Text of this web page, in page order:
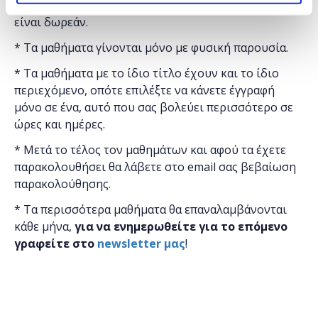
"MicrosoftΕλλάς"και ησυμμετοχή για το κοινό
είναι δωρεάν.
* Τα μαθήματα γίνονται μόνο με φυσική παρουσία.
* Τα μαθήματα με το ίδιο τίτλο έχουν και το ίδιο
περιεχόμενο, οπότε επιλέξτε να κάνετε έγγραφή
μόνο σε ένα, αυτό που σας βολεύει περισσότερο σε
ώρες και ημέρες.
* Μετά το τέλος τον μαθημάτων και αφού τα έχετε
παρακολουθήσει θα λάβετε στο email σας βεβαίωση
παρακολούθησης.
* Τα περισσότερα μαθήματα θα επαναλαμβάνονται
κάθε μήνα, για να ενημερωθείτε για το επόμενο
γραφείτε στο newsletter μας!